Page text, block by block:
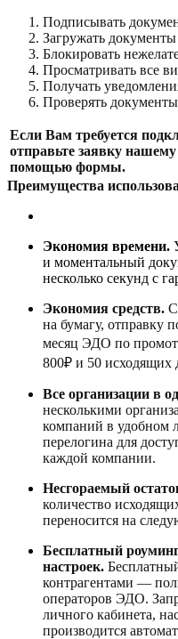
Подписывать
Загружать
Блокировать
Просматривать все
Получать
Проверять
Если Вам требуется
отправьте заявку
помощью формы.
Преимущества
Экономия времени.
и моментальный
несколько секунд с
Экономия средств.
на бумагу, отправку
месяц ЭДО по
800₽ и 50 исходящих
Все организации в
несколькими
компаний в удобном
перелогина для
каждой компании.
Несгораемый
количество
переносится на
Бесплатный
настроек.
контрагентами —
операторов ЭДО.
личного кабинета,
производится